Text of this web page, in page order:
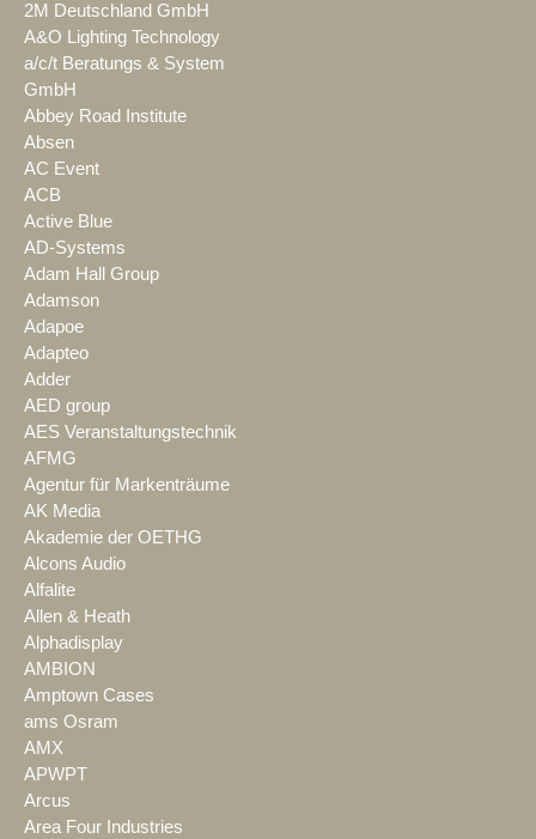
2M Deutschland GmbH
A&O Lighting Technology
a/c/t Beratungs & System
GmbH
Abbey Road Institute
Absen
AC Event
ACB
Active Blue
AD-Systems
Adam Hall Group
Adamson
Adapoe
Adapteo
Adder
AED group
AES Veranstaltungstechnik
AFMG
Agentur für Markenträume
AK Media
Akademie der OETHG
Alcons Audio
Alfalite
Allen & Heath
Alphadisplay
AMBION
Amptown Cases
ams Osram
AMX
APWPT
Arcus
Area Four Industries